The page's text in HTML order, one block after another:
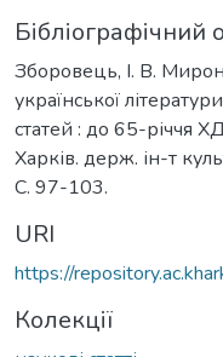
Бібліографічний
Зборовець, І. В.
української
статей : до 65-річчя
Харків. держ. ін-т
С. 97-103.
URI
https://
Колекції